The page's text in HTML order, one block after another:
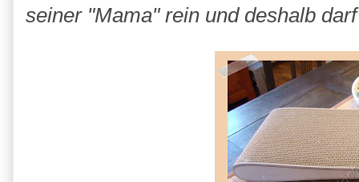
seiner "Mama" rein und deshalb